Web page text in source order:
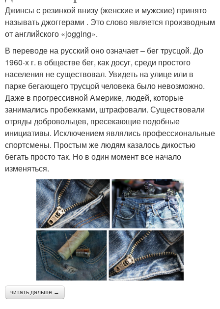
Джинсы с резинкой внизу (женские и мужские) принято
называть джоггерами . Это слово является производным
от английского «jogging».
В переводе на русский оно означает – бег трусцой. До
1960-х г. в обществе бег, как досуг, среди простого
населения не существовал. Увидеть на улице или в
парке бегающего трусцой человека было невозможно.
Даже в прогрессивной Америке, людей, которые
занимались пробежками, штрафовали. Существовали
отряды добровольцев, пресекающие подобные
инициативы. Исключением являлись профессиональные
спортсмены. Простым же людям казалось дикостью
бегать просто так. Но в один момент все начало
изменяться.
читать дальше →